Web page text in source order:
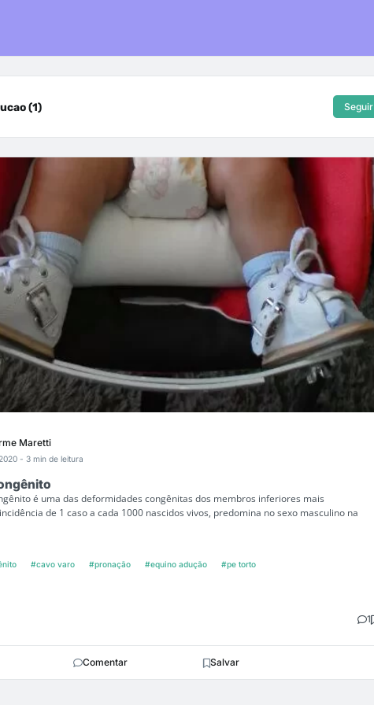
(1) Seguir
Maretti
- 3 min de leitura
é uma das deformidades congênitas dos membros inferiores mais
de 1 caso a cada 1000 nascidos vivos, predomina no sexo masculino na
#cavo varo #pronação #equino adução #pe torto
1
Comentar Salvar